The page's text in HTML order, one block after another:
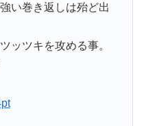
い巻き返しは殆ど出
ッツキを攻める事。